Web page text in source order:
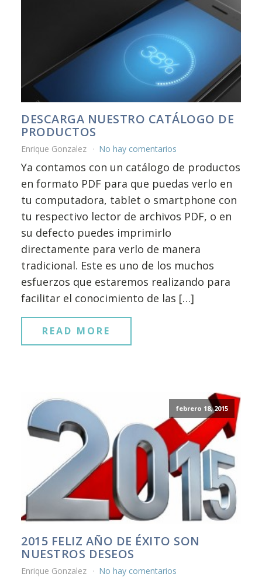
DESCARGA NUESTRO CATÁLOGO DE
PRODUCTOS
Enrique Gonzalez No hay comentarios
Ya contamos con un catálogo de productos
en formato PDF para que puedas verlo en
tu computadora, tablet o smartphone con
tu respectivo lector de archivos PDF, o en
su defecto puedes imprimirlo
directamente para verlo de manera
tradicional. Este es uno de los muchos
esfuerzos que estaremos realizando para
facilitar el conocimiento de las […]
READ MORE
febrero 18, 2015
2015 FELIZ AÑO DE ÉXITO SON
NUESTROS DESEOS
Enrique Gonzalez No hay comentarios